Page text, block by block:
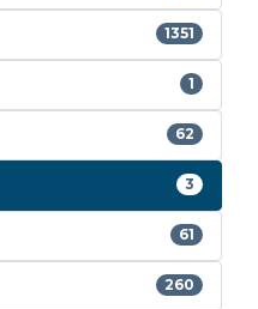
1351
1
62
3
61
260